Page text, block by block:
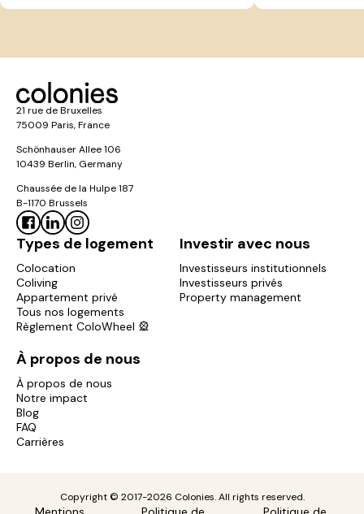
21 rue de Bruxelles
75009 Paris, France
Schönhauser Allee 106
10439 Berlin, Germany
Chaussée de la Hulpe 187
B-1170 Brussels
Types de logement
Colocation
Coliving
Appartement privé
Tous nos logements
Règlement ColoWheel 🎡
Investir avec nous
Investisseurs institutionnels
Investisseurs privés
Property management
À propos de nous
À propos de nous
Notre impact
Blog
FAQ
Carrières
Copyright © 2017-2026 Colonies. All rights reserved.